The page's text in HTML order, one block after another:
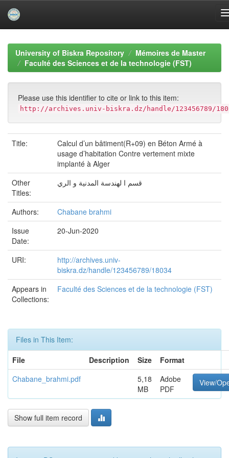
navigationUniversity of Biskra Repository
Mémoires de Master
Faculté des Sciences et de la technologie (FST)
Please use this identifier to cite or link to this item:
http://archives.univ-biskra.dz/handle/123456789/
Title:
Calcul d’un bâtiment(R+09) en Béton Armé à
usage d’habitation Contre vertement mixte
implanté à Alger
Other
Titles:
قسم ا لهندسة المدنية و الري
Authors:
Chabane brahmi
Issue
Date:
20-Jun-2020
URI:
http://archives.univ-
biskra.dz/handle/123456789/18034
Appears in
Collections:
Faculté des Sciences et de la technologie (FST)
Files in This Item:
File
Description Size
Format
Chabane_brahmi.pdf
5,18
MB
Adobe
PDF
View/
Show full item record